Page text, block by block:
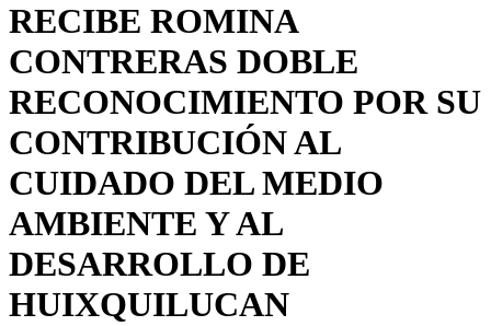
RECIBE ROMINA
CONTRERAS DOBLE
RECONOCIMIENTO POR SU
CONTRIBUCIÓN AL
CUIDADO DEL MEDIO
AMBIENTE Y AL
DESARROLLO DE
HUIXQUILUCAN